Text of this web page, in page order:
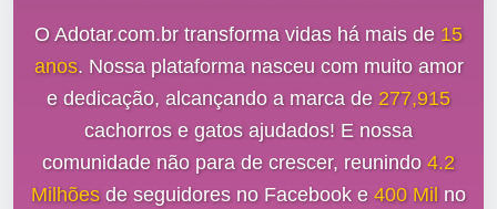
O Adotar.com.br transforma vidas há mais de 15
anos. Nossa plataforma nasceu com muito amor
e dedicação, alcançando a marca de 277,915
cachorros e gatos ajudados! E nossa
comunidade não para de crescer, reunindo 4.2
Milhõesde seguidores no Facebook e 400 Mil no